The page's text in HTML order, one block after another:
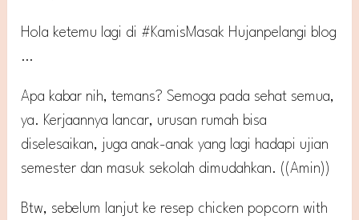
Hola ketemu lagi di #KamisMasak Hujanpelangi blog
…
Apa kabar nih, temans? Semoga pada sehat semua,
ya. Kerjaannya lancar, urusan rumah bisa
diselesaikan, juga anak-anak yang lagi hadapi ujian
semester dan masuk sekolah dimudahkan. ((Amin))
Btw, sebelum lanjut ke resep chicken popcorn with